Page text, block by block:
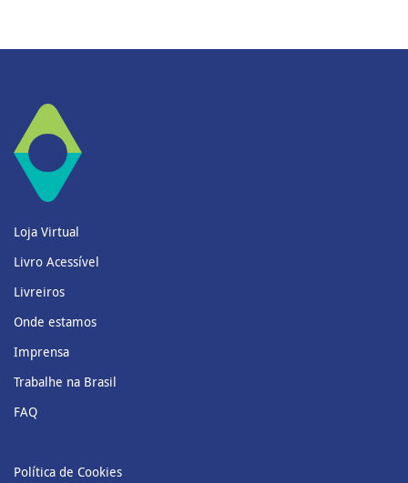
Loja Virtual
Livro Acessível
Livreiros
Onde estamos
Imprensa
Trabalhe na Brasil
FAQ
Política de Cookies